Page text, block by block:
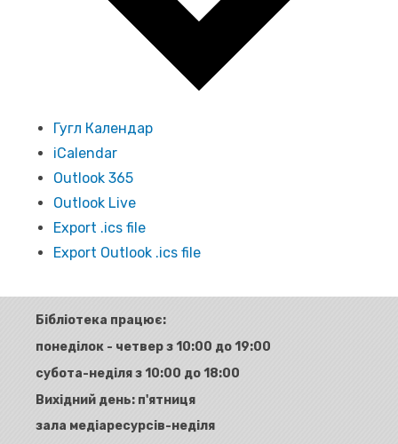
Гугл Календар
iCalendar
Outlook 365
Outlook Live
Export .ics file
Export Outlook .ics file
Бібліотека працює:
понеділок - четвер з 10:00 до 19:00
субота-неділя з 10:00 до 18:00
Вихідний день: п'ятниця
зала медіаресурсів-неділя